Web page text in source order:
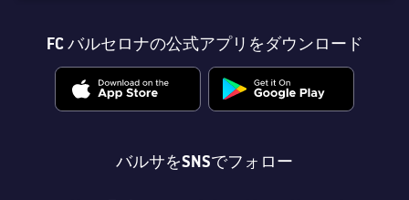
FC バルセロナの公式アプリをダウンロード
バルサをSNSでフォロー